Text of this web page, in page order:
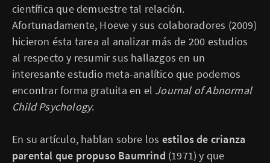
científica que demuestre tal relación.
Afortunadamente, Hoeve y sus colaboradores (2009)
hicieron ésta tarea al analizar más de 200 estudios
al respecto y resumir sus hallazgos en un
interesante estudio meta-analítico que podemos
encontrar forma gratuita en el Journal of Abnormal
Child Psychology.
En su artículo, hablan sobre los estilos de crianza
parental que propuso Baumrind (1971) y que